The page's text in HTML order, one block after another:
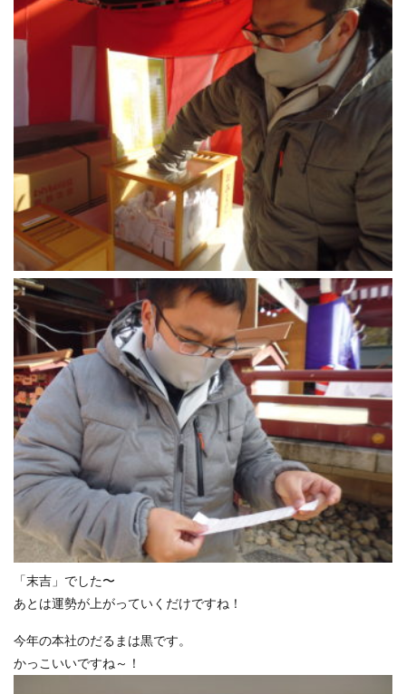
「末吉」でした〜
あとは運勢が上がっていくだけですね！
今年の本社のだるまは黒です。
かっこいいですね～！